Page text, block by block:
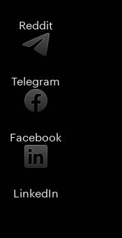
Reddit
Telegram
Facebook
LinkedIn